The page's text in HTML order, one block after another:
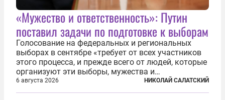
«Мужество и ответственность»: Путин
поставил задачи по подготовке к выборам
Голосование на федеральных и региональных
выборах в сентябре «требует от всех участников
этого процесса, и прежде всего от людей, которые
организуют эти выборы, мужества и
ответственного отношения к формированию
власти», — подчеркнул президент Владимир Путин
6 августа 2026 НИКОЛАЙ САЛАТСКИЙ